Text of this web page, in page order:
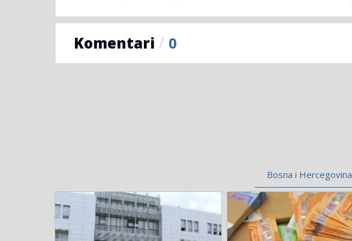
Komentari / 0
Bosna i Hercegovina